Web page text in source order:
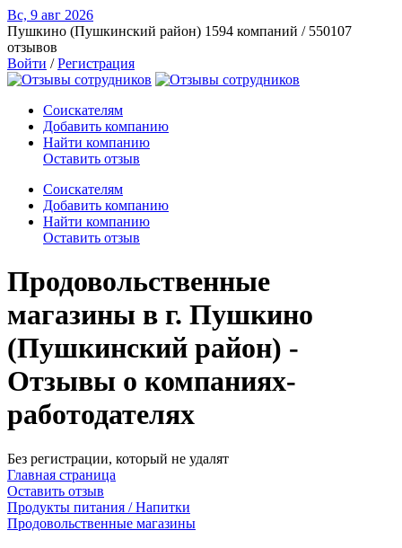
Вс, 9 авг 2026
Пушкино (Пушкинский район) 1594 компаний / 550107
отзывов
Войти /Регистрация
Соискателям
Добавить компанию
Найти компанию
Оставить отзыв
Соискателям
Добавить компанию
Найти компанию
Оставить отзыв
Продовольственные
магазины в г. Пушкино
(Пушкинский район) -
Отзывы о компаниях-
работодателях
Без регистрации, который не удалят
Главная страница
Оставить отзыв
Продукты питания / Напитки
Продовольственные магазины